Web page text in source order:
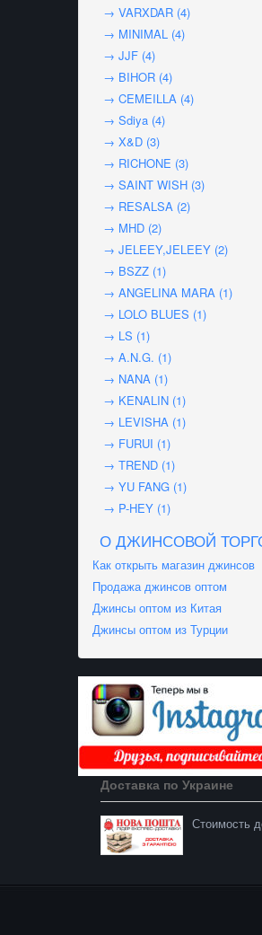
→ VARXDAR (4)
→ MINIMAL (4)
→ JJF (4)
→ BIHOR (4)
→ CEMEILLA (4)
→ Sdiya (4)
→ X&D (3)
→ RICHONE (3)
→ SAINT WISH (3)
→ RESALSA (2)
→ MHD (2)
→ JELEEY,JELEEY (2)
→ BSZZ (1)
→ ANGELINA MARA (1)
→ LOLO BLUES (1)
→ LS (1)
→ A.N.G. (1)
→ NANA (1)
→ KENALIN (1)
→ LEVISHA (1)
→ FURUI (1)
→ TREND (1)
→ YU FANG (1)
→ P-HEY (1)
О ДЖИНСОВОЙ
Как открыть магазин джинсов
Продажа джинсов оптом
Джинсы оптом из Китая
Джинсы оптом из Турции
Доставка по Украине
Стоимость